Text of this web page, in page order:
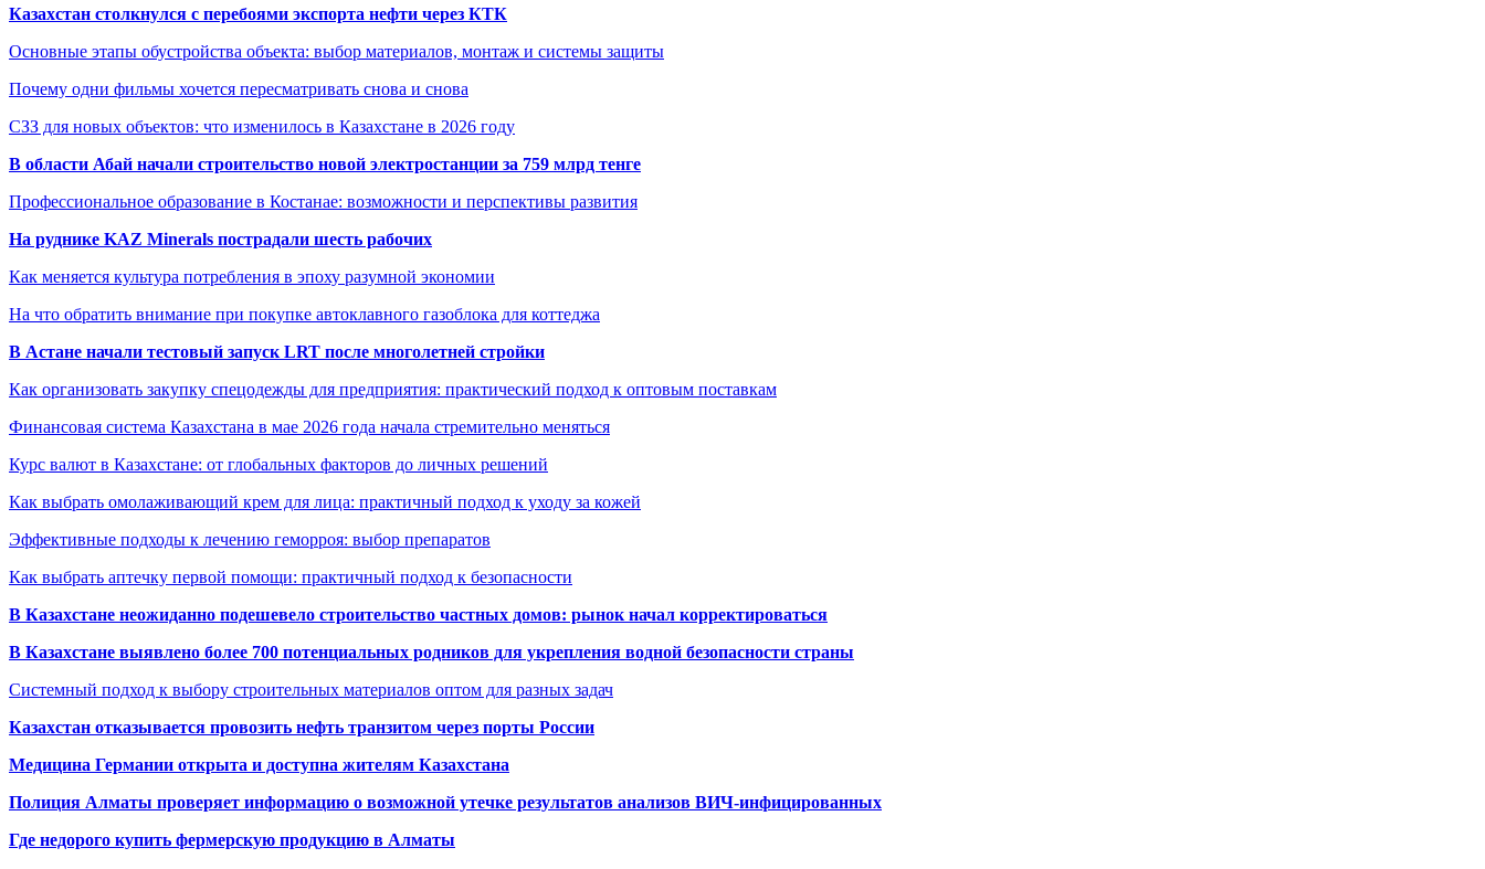
Казахстан столкнулся с перебоями экспорта нефти через КТК
Основные этапы обустройства объекта: выбор материалов, монтаж и системы защиты
Почему одни фильмы хочется пересматривать снова и снова
СЗЗ для новых объектов: что изменилось в Казахстане в 2026 году
В области Абай начали строительство новой электростанции за 759 млрд тенге
Профессиональное образование в Костанае: возможности и перспективы развития
На руднике KAZ Minerals пострадали шесть рабочих
Как меняется культура потребления в эпоху разумной экономии
На что обратить внимание при покупке автоклавного газоблока для коттеджа
В Астане начали тестовый запуск LRT после многолетней стройки
Как организовать закупку спецодежды для предприятия: практический подход к оптовым поставкам
Финансовая система Казахстана в мае 2026 года начала стремительно меняться
Курс валют в Казахстане: от глобальных факторов до личных решений
Как выбрать омолаживающий крем для лица: практичный подход к уходу за кожей
Эффективные подходы к лечению геморроя: выбор препаратов
Как выбрать аптечку первой помощи: практичный подход к безопасности
В Казахстане неожиданно подешевело строительство частных домов: рынок начал корректироваться
В Казахстане выявлено более 700 потенциальных родников для укрепления водной безопасности страны
Системный подход к выбору строительных материалов оптом для разных задач
Казахстан отказывается провозить нефть транзитом через порты России
Медицина Германии открыта и доступна жителям Казахстана
Полиция Алматы проверяет информацию о возможной утечке результатов анализов ВИЧ-инфицированных
Где недорого купить фермерскую продукцию в Алматы